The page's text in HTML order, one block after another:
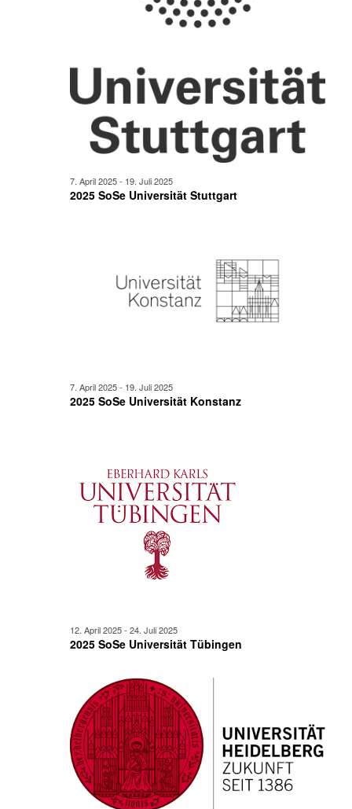
2025 SoSe Universität Stuttgart
7. April 2025- 19. Juli 2025
2025 SoSe Universität Konstanz
7. April 2025- 19. Juli 2025
2025 SoSe Universität Tübingen
12. April 2025- 24. Juli 2025